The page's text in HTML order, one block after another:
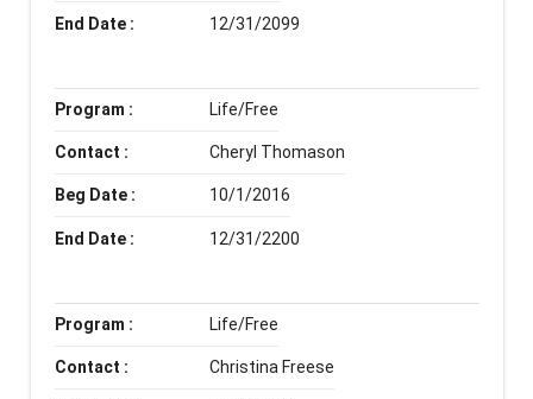
End Date : 12/31/2099
Program : Life/Free
Contact : Cheryl Thomason
Beg Date : 10/1/2016
End Date : 12/31/2200
Program : Life/Free
Contact : Christina Freese